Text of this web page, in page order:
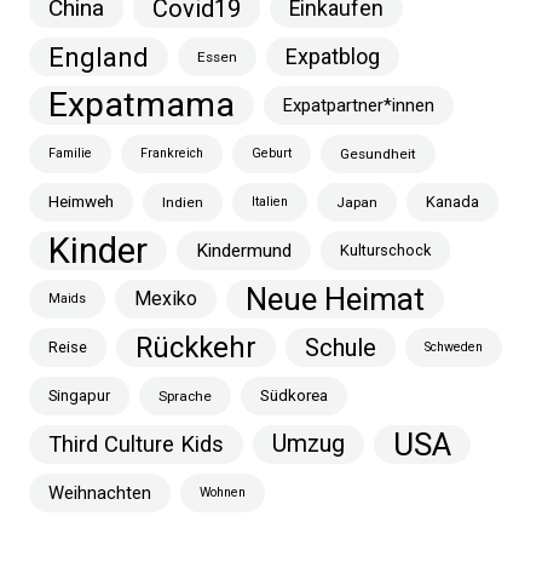
China
Covid19 Einkaufen
England Essen Expatblog
Expatmama Expatpartner*innen
Familie Frankreich Geburt Gesundheit
Heimweh Indien Italien Japan Kanada
Kinder Kindermund Kulturschock
Maids Mexiko Neue Heimat
Reise Rückkehr Schule Schweden
Singapur Sprache Südkorea
Third Culture Kids Umzug USA
Weihnachten Wohnen